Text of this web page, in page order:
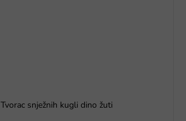
Tvorac snježnih kugli dino žuti